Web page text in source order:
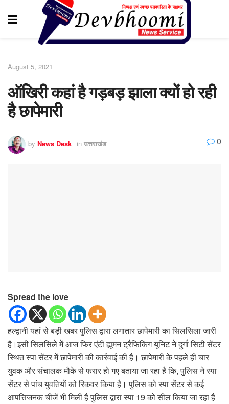
August 5, 2021
ऑखिरी कहां है गड़बड़ झाला क्यों हो रही
है छापेमारी
by News Desk in उत्तराखंड 0
Spread the love
हल्द्वानी यहां से बड़ी खबर पुलिस द्वारा लगातार छापेमारी का सिलसिला जारी
है।इसी सिलसिले में आज फिर एंटी ह्यूमन ट्रैफिकिंग यूनिट ने दुर्गा सिटी सेंटर
स्थित स्पा सेंटर में छापेमारी की कार्रवाई की है। छापेमारी के पहले ही चार
युवक और संचालक मौके से फरार हो गए बताया जा रहा है कि, पुलिस ने स्पा
सेंटर से पांच युवतियों को रिकवर किया है। पुलिस को स्पा सेंटर से कई
आपत्तिजनक चीजें भी मिली है पुलिस द्वारा स्पा 19 को सील किया जा रहा है